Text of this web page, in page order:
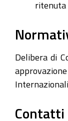
ritenuta
Delibera di
Contatti